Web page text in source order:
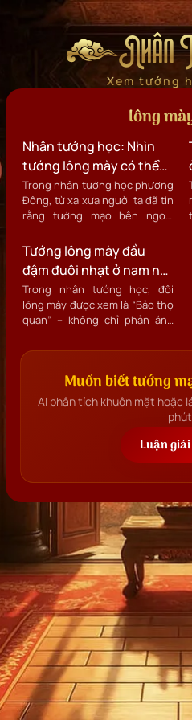
Nhân
Xem tướng
lông
Nhân tướng học: Nhìn
tướng lông mày có thể
đoán biết tuổi thọ đàn
ông?
Trong nhân tướng học phương
Đông, từ xa xưa người ta đã tin
rằng tướng mạo bên ngoài
khí lực và tuổi thọ của một con
người.
Tướng lông mày đầu
đậm đuôi nhạt ở nam nữ
- Xem tướng luận đoán
tính cách vận mệnh?
Trong nhân tướng học, đôi
lông mày được xem là “Bảo thọ
quan” – không chỉ phản ánh
ảnh hưởng đến tài vận và sự
Muốn biết tướng
AI phân tích khuôn mặt hoặc
phút
Luận